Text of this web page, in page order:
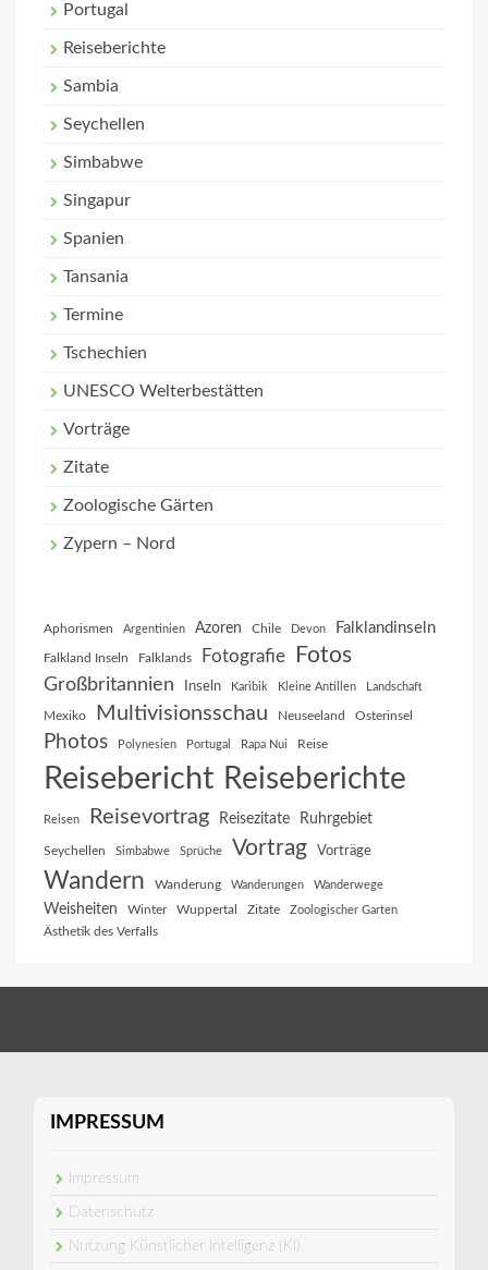
Portugal
Reiseberichte
Sambia
Seychellen
Simbabwe
Singapur
Spanien
Tansania
Termine
Tschechien
UNESCO Welterbestätten
Vorträge
Zitate
Zoologische Gärten
Zypern – Nord
Aphorismen Argentinien Azoren Chile Devon Falklandinseln
Falkland Inseln Falklands Fotografie Fotos
Großbritannien Inseln Karibik Kleine Antillen Landschaft
Mexiko Multivisionsschau Neuseeland Osterinsel
Photos Polynesien Portugal Rapa Nui Reise
Reisebericht Reiseberichte
Reisen Reisevortrag Reisezitate Ruhrgebiet
Seychellen Simbabwe Sprüche Vortrag Vorträge
Wandern Wanderung Wanderungen Wanderwege
Weisheiten Winter Wuppertal Zitate Zoologischer Garten
Ästhetik des Verfalls
IMPRESSUM
Impressum
Datenschutz
Nutzung Künstlicher Intelligenz (KI)